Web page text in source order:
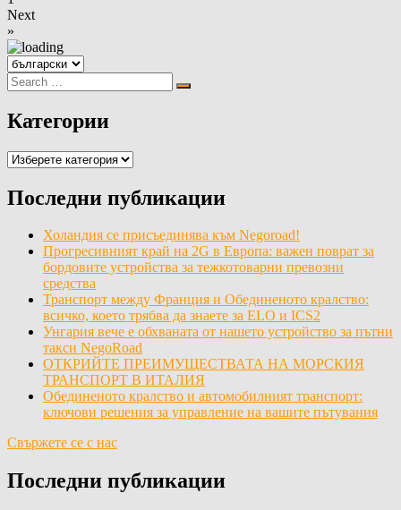
Next
»
Изберете
език
Search
for:
Search
Категории
Категории
Последни публикации
Холандия се присъединява към Negoroad!
Прогресивният край на 2G в Европа: важен поврат за
бордовите устройства за тежкотоварни превозни
средства
Транспорт между Франция и Обединеното кралство:
всичко, което трябва да знаете за ELO и ICS2
Унгария вече е обхваната от нашето устройство за пътни
такси NegoRoad
ОТКРИЙТЕ ПРЕИМУЩЕСТВАТА НА МОРСКИЯ
ТРАНСПОРТ В ИТАЛИЯ
Обединеното кралство и автомобилният транспорт:
ключови решения за управление на вашите пътувания
Свържете се с нас
Последни публикации